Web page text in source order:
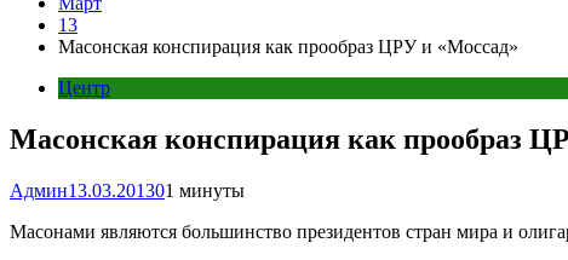
13
Масонская конспирация как прообраз ЦРУ и «Моссад»
Центр
Масонская конспирация как прообраз
Админ13.03.201301 минуты
Масонами являются большинство президентов стран мира и